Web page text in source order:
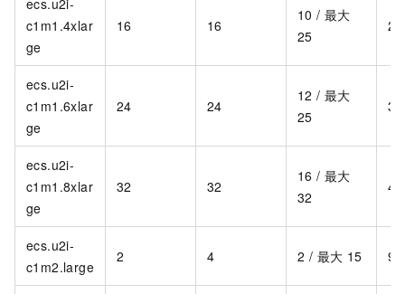
ecs.u2i-
c1m1.4xlar
ge
16 16
10 / 最大
25
ecs.u2i-
c1m1.6xlar
ge
24 24
12 / 最大
25
ecs.u2i-
c1m1.8xlar
ge
32 32
16 / 最大
32
ecs.u2i-
c1m2.large
2 4 2 / 最大 15